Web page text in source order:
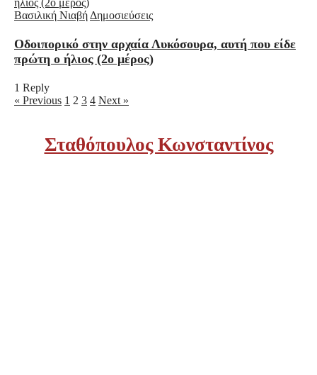
Βασιλική Νιαβή Δημοσιεύσεις
Οδοιπορικό στην αρχαία Λυκόσουρα, αυτή που είδε
πρώτη ο ήλιος (2ο μέρος)
1 Reply
« Previous 1 2 3 4 Next »
Σταθόπουλος Κωνσταντίνος